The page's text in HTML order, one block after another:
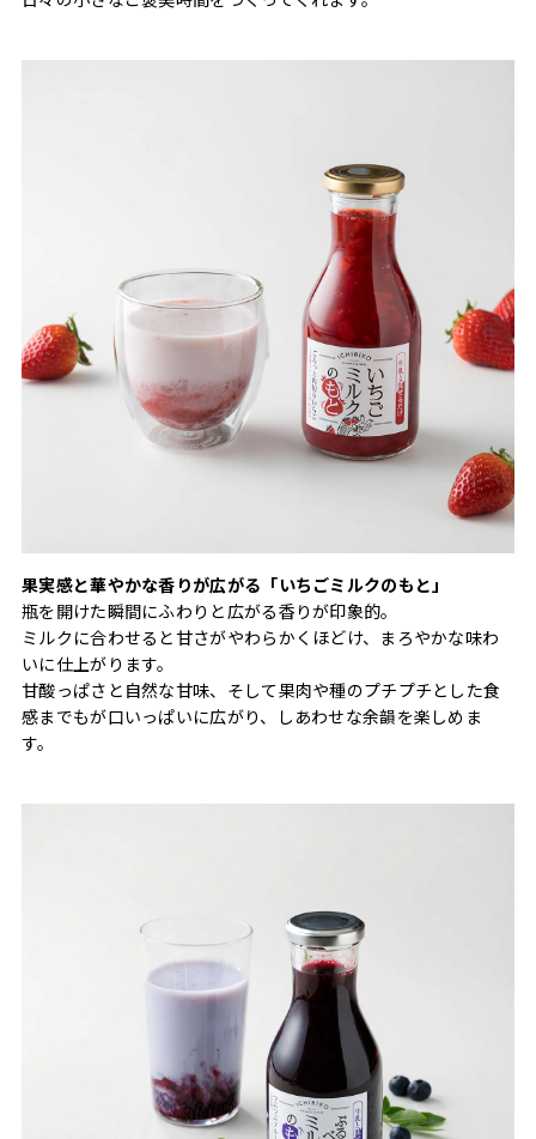
果実感と華やかな香りが広がる「いちごミルクのもと」
瓶を開けた瞬間にふわりと広がる香りが印象的。
ミルクに合わせると甘さがやわらかくほどけ、まろやかな味わ
いに仕上がります。
甘酸っぱさと自然な甘味、そして果肉や種のプチプチとした食
感までもが口いっぱいに広がり、しあわせな余韻を楽しめま
す。